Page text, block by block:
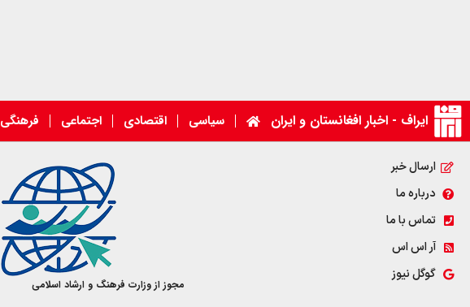
ایراف - اخبار افغانستان و ایران سیاسی اقتصادی اجتماعی فرهنگی
ارسال خبر
درباره ما
تماس با ما
آر اس اس
گوگل نیوز
مجوز از وزارت فرهنگ و ارشاد اسلامی